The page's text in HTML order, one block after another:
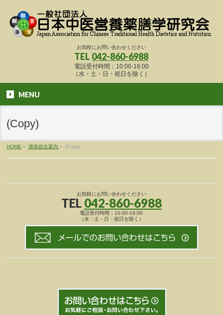
お気軽にお問い合わせください
TEL 042-860-6988
電話受付時間；10:00-16:00
（水・土・日・祝日を除く）
MENU
(Copy)
HOME » 講座総合案内 » (Copy)
お気軽にお問い合わせください
TEL 042-860-6988
電話受付時間；10:00-16:00
（水・土・日・祝日を除く）